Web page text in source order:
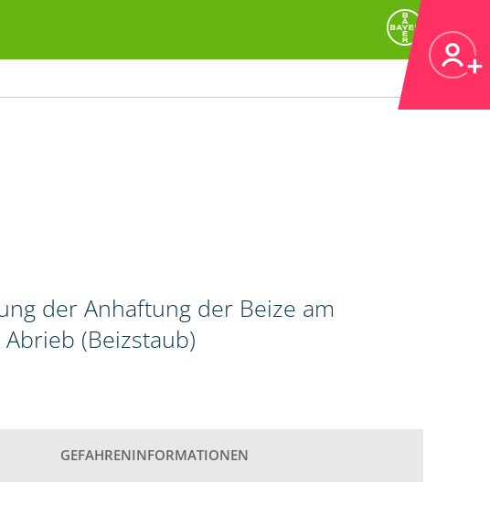
der Anhaftung der Beize am
(Beizstaub)
GEFAHRENINFORMATIONEN